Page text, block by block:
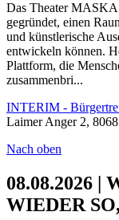
Das Theater
gegründet, einen
und künstlerische
entwickeln können.
Plattform, die
zusammenbri...
INTERIM -
Laimer Anger 2,
Nach oben
08.08.2026 |
WIEDER